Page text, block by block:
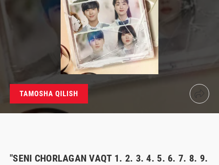
TAMOSHA QILISH
"SENI CHORLAGAN VAQT 1. 2. 3. 4. 5. 6. 7. 8. 9.